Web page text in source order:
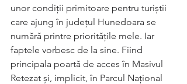
unor condiții primitoare pentru turiștii
care ajung în județul Hunedoara se
numără printre prioritățile mele. Iar
faptele vorbesc de la sine. Fiind
principala poartă de acces în Masivul
Retezat și, implicit, în Parcul Național